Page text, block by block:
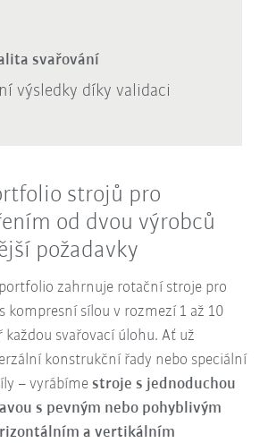
svařování
výsledky díky validaci
strojů pro
od dvou výrobců
požadavky
zahrnuje rotační stroje pro
kompresní sílou v rozmezí 1 až 10
svařovací úlohu. Ať už
konstrukční řady nebo speciální
– vyrábímestroje s jednoduchou
s pevným nebo pohyblivým
a vertikálním